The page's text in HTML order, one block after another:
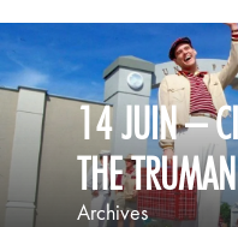
ACCUEIL
LES HORAIRES
À L’AFFICHE
14 JUIN –
THE
Archives